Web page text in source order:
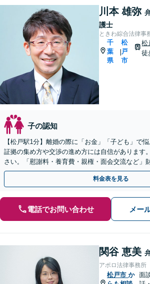
川本 雄弥
護士
ときわ綜合法律事
千
葉
県
|
松
戸
市
徒
子の認知
【松戸駅1分】離婚の際に「お金」「子ども」で
証拠の集め方や交渉の進め方には自信があります
さい。「慰謝料・養育費・親権・面会交流など」
きポイントもご紹介できます。
料金表を見る
電話でお問い合わせ メー
関谷 恵美
アポロ法律事務所
松戸市 か 面